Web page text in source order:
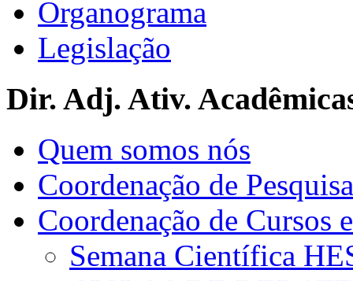
Organograma
Legislação
Dir. Adj. Ativ.
Quem somos nós
Coordenação de Pesquisa
Coordenação de Cursos
Semana Científica